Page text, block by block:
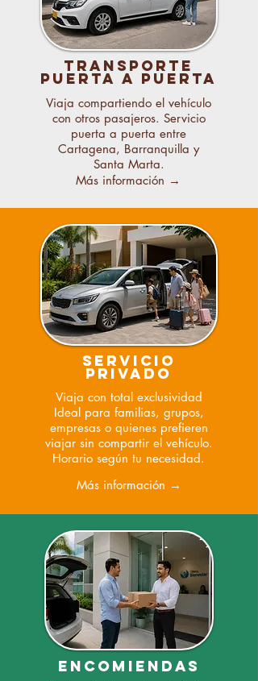
TRANSPORTE
Puerta a puerta
Viaja compartiendo el vehículo
con otros pasajeros. Servicio
puerta a puerta entre
Cartagena, Barranquilla y
Santa Marta.
Más información →
SERVICIO
PRIVADO
Viaja con total exclusividad
Ideal para familias, grupos,
empresas o quienes prefieren
viajar sin compartir el vehículo.
Horario según tu necesidad.
Más información →
encomiendas